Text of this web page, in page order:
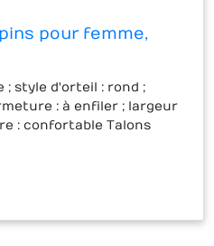
pour femme,
style d'orteil : rond ;
: à enfiler ; largeur
: confortable Talons
est fabriquée
Qu'elles soient
que nos chaussures